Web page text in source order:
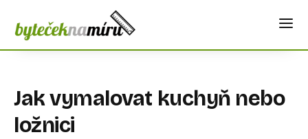
Jak vymalovat kuchyň nebo
ložnici